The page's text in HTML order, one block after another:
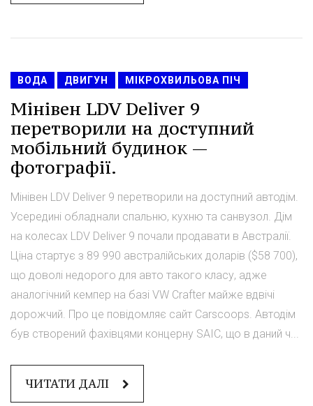
ВОДА ДВИГУН МІКРОХВИЛЬОВА ПІЧ
Мінівен LDV Deliver 9
перетворили на доступний
мобільний будинок —
фотографії.
Мінівен LDV Deliver 9 перетворили на доступний автодім.
Усередині обладнали спальню, кухню та санвузол. Дім
на колесах LDV Deliver 9 почали продавати в Австралії.
Ціна стартує з 89 990 австралійських доларів ($58 700),
що доволі недорого для авто такого класу, адже
аналогічний кемпер на базі VW Crafter майже вдвічі
дорожчий. Про це повідомляє сайт Carscoops. Автодім
був створений фахівцями концерну SAIC, що в даний ч...
ЧИТАТИ ДАЛІ